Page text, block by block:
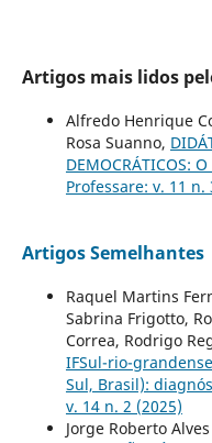
Artigos mais lidos
Alfredo Henrique
Rosa Suanno,
DEMOCRÁTICOS: O
Professare: v. 11 n.
Artigos Semelhantes
Raquel Martins
Sabrina Frigotto,
Correa, Rodrigo
IFSul-rio-
Sul, Brasil):
v. 14 n. 2 (2025)
Jorge Roberto